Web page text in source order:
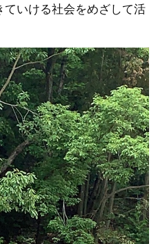
ていける社会をめざして活